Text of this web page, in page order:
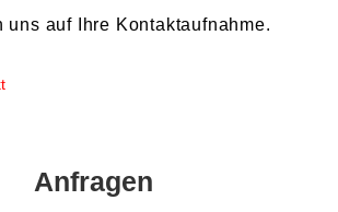
uns auf Ihre Kontaktaufnahme.
Anfragen